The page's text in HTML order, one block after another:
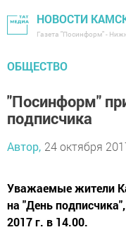
НОВОСТИ
Газета "Посинформ" -
ОБЩЕСТВО
"Посинформ"
подписчика
Автор, 24 октября
Уважаемые жители
на "День
2017 г. в 14.00.